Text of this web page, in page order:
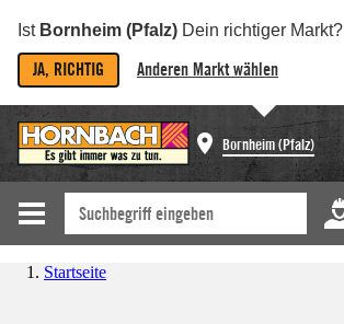
Ist Bornheim (Pfalz) Dein richtiger Markt?
JA, RICHTIG Anderen Markt wählen
Bornheim (Pfalz)
Startseite